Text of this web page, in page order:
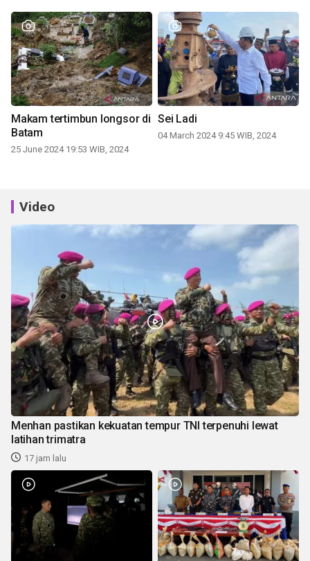
Makam tertimbun longsor di
Batam
25 June 2024 19:53 WIB, 2024
Sei Ladi
04 March 2024 9:45 WIB, 2024
Video
Menhan pastikan kekuatan tempur TNI terpenuhi lewat
latihan trimatra
17 jam lalu